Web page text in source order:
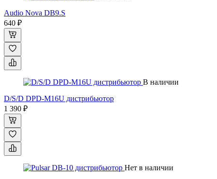
Audio Nova DB9.S
640 ₽
В наличии
D/S/D DPD-M16U дистрибьютор
1 390 ₽
Нет в наличии